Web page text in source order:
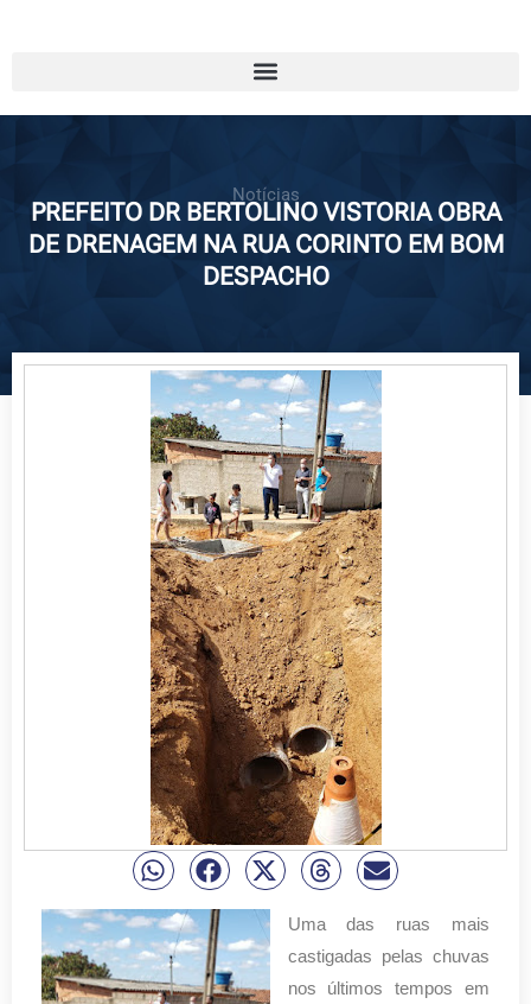
Notícias
PREFEITO DR BERTOLINO VISTORIA OBRA
DE DRENAGEM NA RUA CORINTO EM BOM
DESPACHO
Uma das ruas mais
castigadas pelas chuvas
nos últimos tempos em